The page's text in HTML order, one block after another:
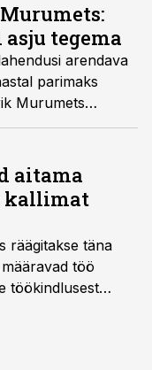
tegema
arendava
parimaks
Murumets
korraga. Nimelt
"Me
aitama
kallimat
räägitakse täna
töö
töökindlusest